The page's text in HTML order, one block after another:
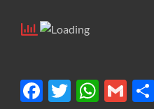
F
T
W G